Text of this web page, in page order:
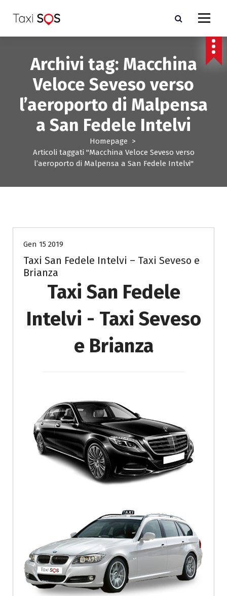
a
Archivi tag: Macchina
Veloce Seveso verso
l’aeroporto di Malpensa
a San Fedele Intelvi
Homepage >
Articoli taggati "Macchina Veloce Seveso verso
l’aeroporto di Malpensa a San Fedele Intelvi"
Gen 15 2019
Taxi San Fedele Intelvi – Taxi Seveso e
Brianza
Taxi San Fedele
Intelvi - Taxi Seveso
e Brianza